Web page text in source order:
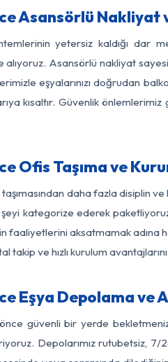
Asansörlü Nakliyat
yetersiz kaldığı dar
Asansörlü nakliyat
eşyalarınızı doğrudan
kısaltır. Güvenlik
Ofis Taşıma ve
taşımasından daha fazla disiplin
kategorize ederek
faaliyetlerini aksatmamak adına
takip ve hızlı kurulum
Eşya Depolama ve
önce güvenli bir yerde
Depolarımız rutubetsiz,